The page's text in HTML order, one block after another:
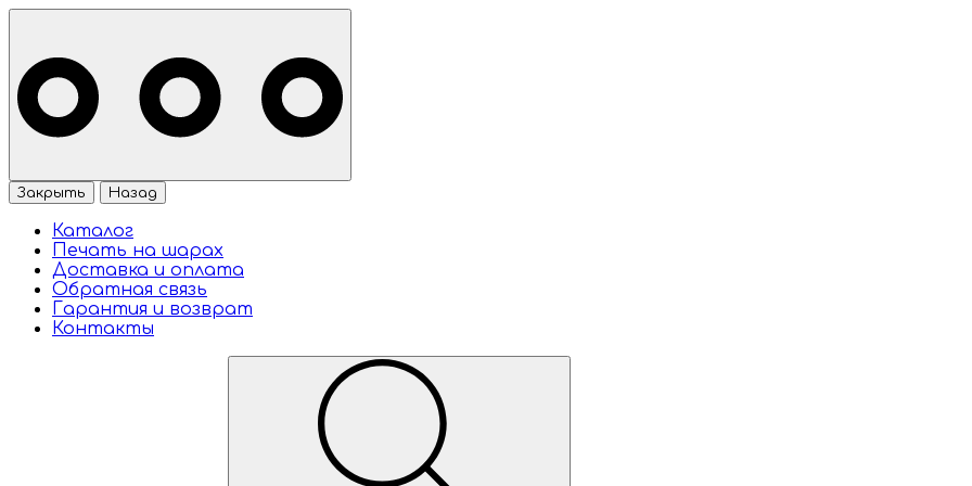
Закрыть Назад
Каталог
Печать на шарах
Доставка и оплата
Обратная связь
Гарантия и возврат
Контакты